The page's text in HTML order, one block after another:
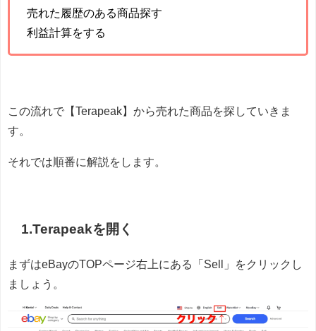
売れた履歴のある商品探す
利益計算をする
この流れで【Terapeak】から売れた商品を探していきま
す。
それでは順番に解説をします。
1.Terapeakを開く
まずはeBayのTOPページ右上にある「Sell」をクリックし
ましょう。